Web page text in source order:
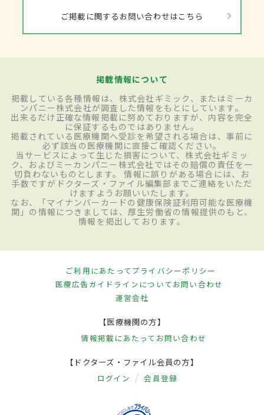
ご掲載に関するお問い合わせはこちら
掲載情報について
掲載している各種情報は、株式会社ギミック、またはミーカ
ンパニー株式会社が調査した情報をもとにしています。
出来るだけ正確な情報掲載に努めておりますが、内容を完全
に保証するものではありません。
掲載されている医療機関へ受診を希望される場合は、事前に
必ず該当の医療機関に直接ご確認ください。
当サービスによって生じた損害について、株式会社ギミッ
ク、およびミーカンパニー株式会社ではその賠償の責任を一
切負わないものとします。 情報に誤りがある場合には、お
手数ですがドクターズ・ファイル編集部までご連絡をいただ
けますようお願いいたします。
なお、「マイナンバーカードの健康保険証利用可能な医療機
関」の情報につきましては、厚生労働省の情報提供のもと、
情報を掲出しております。
ご利用にあたってプライバシーポリシー
医療広告ガイドラインについてお問い合わせ
運営会社
【医療機関の方】
情報掲載にあたって お問い合わせ
【ドクターズ・ファイル会員の方】
ログイン 会員登録